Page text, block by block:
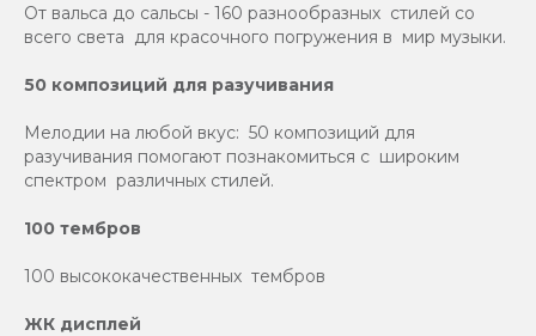
От вальса до сальсы - 160 разнообразных стилей со
всего света для красочного погружения в мир музыки.
50 композиций для разучивания
Мелодии на любой вкус: 50 композиций для
разучивания помогают познакомиться с широким
спектром различных стилей.
100 тембров
100 высококачественных тембров
ЖК дисплей